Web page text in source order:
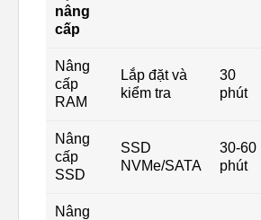
nâng
cấp
Nâng
cấp
RAM
Lắp đặt và
kiểm tra
30
phút
Nâng
cấp
SSD
SSD
NVMe/SATA
30-60
phút
Nâng